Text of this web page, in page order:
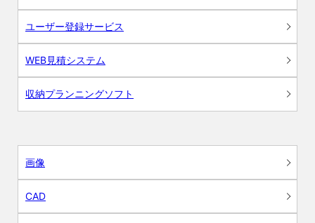
ユーザー登録サービス
WEB見積システム
収納プランニングソフト
画像
CAD